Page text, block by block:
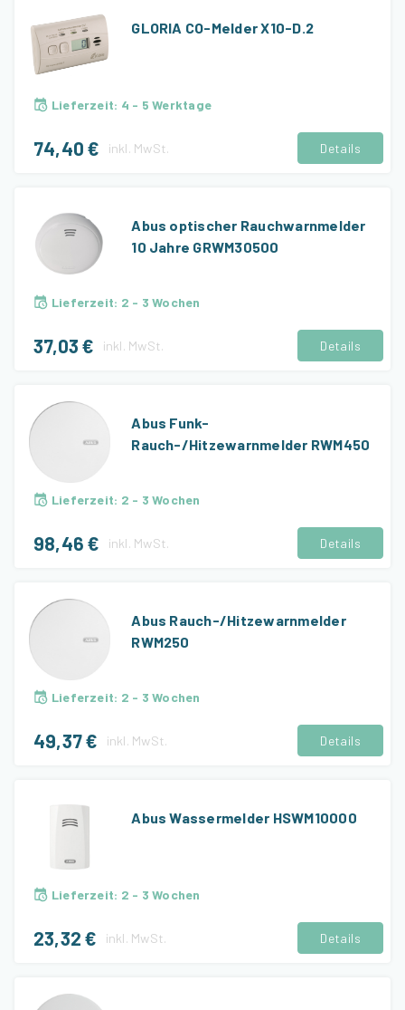
GLORIA CO-Melder X10-D.2
Lieferzeit: 4 - 5 Werktage
74,40 € inkl. MwSt. Details
Abus optischer Rauchwarnmelder
10 Jahre GRWM30500
Lieferzeit: 2 - 3 Wochen
37,03 € inkl. MwSt. Details
Abus Funk-
Rauch-/Hitzewarnmelder RWM450
Lieferzeit: 2 - 3 Wochen
98,46 € inkl. MwSt. Details
Abus Rauch-/Hitzewarnmelder
RWM250
Lieferzeit: 2 - 3 Wochen
49,37 € inkl. MwSt. Details
Abus Wassermelder HSWM10000
Lieferzeit: 2 - 3 Wochen
23,32 € inkl. MwSt. Details